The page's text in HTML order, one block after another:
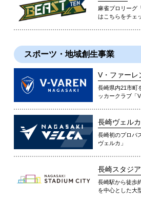
麻雀プロリーグ
はこちらをチェ
スポーツ・地域創生事業
V・ファーレ
長崎県内21市町
ッカークラブ「
長崎ヴェルカ
長崎初のプロバ
ヴェルカ」
長崎スタジ
長崎駅から徒歩
を中心とした大